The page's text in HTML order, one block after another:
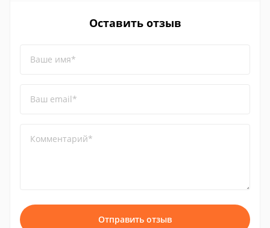
Оставить отзыв
Ваше имя*
Ваш email*
Комментарий*
Отправить отзыв